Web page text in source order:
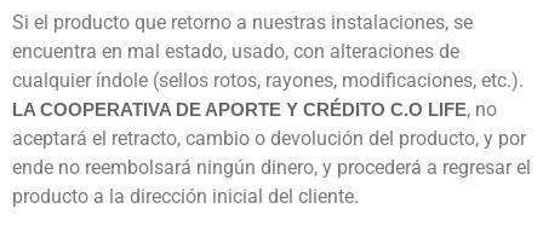
Si el producto que retorno a nuestras instalaciones, se
encuentra en mal estado, usado, con alteraciones de
cualquier índole (sellos rotos, rayones, modificaciones, etc.).
LA COOPERATIVA DE APORTE Y CRÉDITO C.O LIFE, no
aceptará el retracto, cambio o devolución del producto, y por
ende no reembolsará ningún dinero, y procederá a regresar el
producto a la dirección inicial del cliente.